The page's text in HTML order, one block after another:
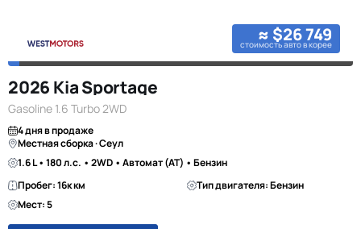
≈ $26 749
стоимость авто в корее
2026 Kia Sportage
Gasoline 1.6 Turbo 2WD
4 дня в продаже
Местная сборка · Сеул
1.6 L • 180 л.с. • 2WD • Автомат (AT) • Бензин
Пробег: 16к км
Тип двигателя: Бензин
Мест: 5